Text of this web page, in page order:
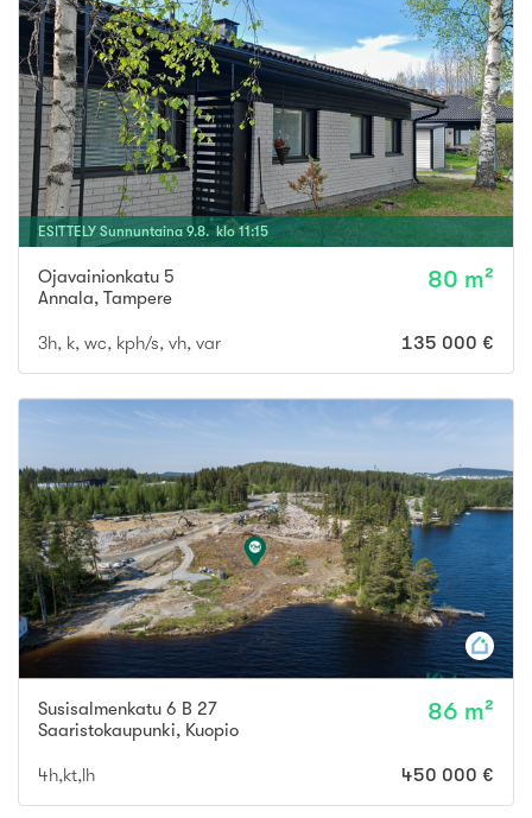
ESITTELY Sunnuntaina 9.8. klo11 :15
Ojavainionkatu 5
Annala, Tampere
80 m²
3h, k, wc, kph/s, vh, var 135 000 €
Susisalmenkatu 6 B 27
Saaristokaupunki, Kuopio
86 m²
4h,kt,lh 450 000 €